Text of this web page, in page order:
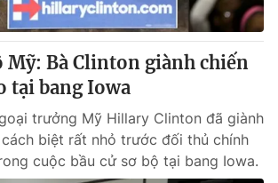
Mỹ: Bà Clinton giành chiến
tại bang Iowa
trưởng Mỹ Hillary Clinton đã giành
biệt rất nhỏ trước đối thủ chính
cuộc bầu cử sơ bộ tại bang Iowa.